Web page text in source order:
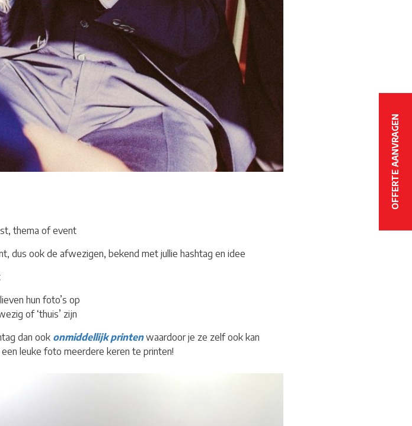
OFFERTE AANVRAGEN
thema of event
dus ook de afwezigen, bekend met jullie hashtag en idee
hun foto’s op
of ‘thuis’ zijn
dan ook onmiddellijk printen waardoor je ze zelf ook kan
leuke foto meerdere keren te printen!